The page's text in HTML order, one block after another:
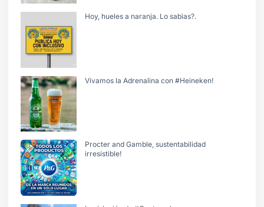
Hoy, hueles a naranja. Lo sabìas?.
Vivamos la Adrenalina con #Heineken!
Procter and Gamble, sustentabilidad
irresistible!